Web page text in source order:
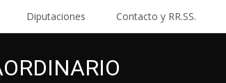
Diputaciones Contacto y RR.SS.